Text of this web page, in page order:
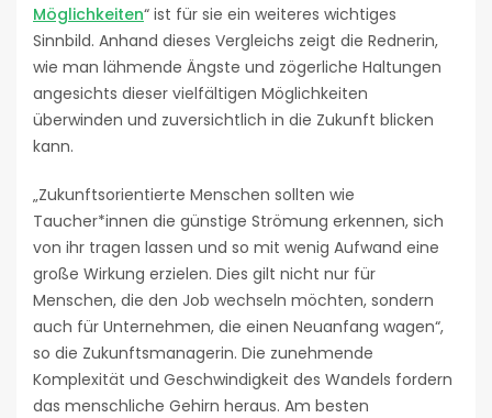
Möglichkeiten“ ist für sie ein weiteres wichtiges
Sinnbild. Anhand dieses Vergleichs zeigt die Rednerin,
wie man lähmende Ängste und zögerliche Haltungen
angesichts dieser vielfältigen Möglichkeiten
überwinden und zuversichtlich in die Zukunft blicken
kann.
„Zukunftsorientierte Menschen sollten wie
Taucher*innen die günstige Strömung erkennen, sich
von ihr tragen lassen und so mit wenig Aufwand eine
große Wirkung erzielen. Dies gilt nicht nur für
Menschen, die den Job wechseln möchten, sondern
auch für Unternehmen, die einen Neuanfang wagen“,
so die Zukunftsmanagerin. Die zunehmende
Komplexität und Geschwindigkeit des Wandels fordern
das menschliche Gehirn heraus. Am besten